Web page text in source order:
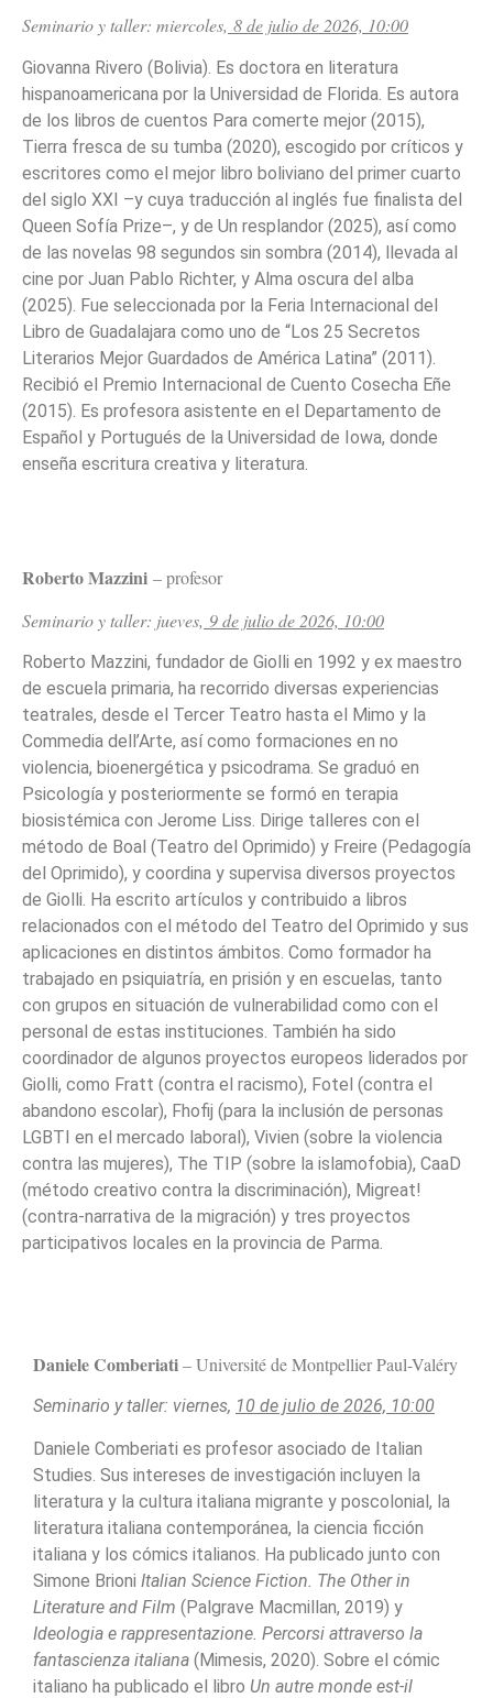
Seminario y taller: miercoles, 8 de julio de 2026, 10:00
Giovanna Rivero (Bolivia). Es doctora en literatura
hispanoamericana por la Universidad de Florida. Es autora
de los libros de cuentos Para comerte mejor (2015),
Tierra fresca de su tumba (2020), escogido por críticos y
escritores como el mejor libro boliviano del primer cuarto
del siglo XXI –y cuya traducción al inglés fue finalista del
Queen Sofía Prize–, y de Un resplandor (2025), así como
de las novelas 98 segundos sin sombra (2014), llevada al
cine por Juan Pablo Richter, y Alma oscura del alba
(2025). Fue seleccionada por la Feria Internacional del
Libro de Guadalajara como uno de “Los 25 Secretos
Literarios Mejor Guardados de América Latina” (2011).
Recibió el Premio Internacional de Cuento Cosecha Eñe
(2015). Es profesora asistente en el Departamento de
Español y Portugués de la Universidad de Iowa, donde
enseña escritura creativa y literatura.
Roberto Mazzini – profesor
Seminario y taller: jueves, 9 de julio de 2026, 10:00
Roberto Mazzini, fundador de Giolli en 1992 y ex maestro
de escuela primaria, ha recorrido diversas experiencias
teatrales, desde el Tercer Teatro hasta el Mimo y la
Commedia dell’Arte, así como formaciones en no
violencia, bioenergética y psicodrama. Se graduó en
Psicología y posteriormente se formó en terapia
biosistémica con Jerome Liss. Dirige talleres con el
método de Boal (Teatro del Oprimido) y Freire (Pedagogía
del Oprimido), y coordina y supervisa diversos proyectos
de Giolli. Ha escrito artículos y contribuido a libros
relacionados con el método del Teatro del Oprimido y sus
aplicaciones en distintos ámbitos. Como formador ha
trabajado en psiquiatría, en prisión y en escuelas, tanto
con grupos en situación de vulnerabilidad como con el
personal de estas instituciones. También ha sido
coordinador de algunos proyectos europeos liderados por
Giolli, como Fratt (contra el racismo), Fotel (contra el
abandono escolar), Fhofij (para la inclusión de personas
LGBTI en el mercado laboral), Vivien (sobre la violencia
contra las mujeres), The TIP (sobre la islamofobia), CaaD
(método creativo contra la discriminación), Migreat!
(contra-narrativa de la migración) y tres proyectos
participativos locales en la provincia de Parma.
Daniele Comberiati–Université de Montpellier Paul-Valéry
Seminario y taller: viernes, 10 de julio de 2026, 10:00
Daniele Comberiati es profesor asociado de Italian
Studies. Sus intereses de investigación incluyen la
literatura y la cultura italiana migrante y poscolonial, la
literatura italiana contemporánea, la ciencia ficción
italiana y los cómics italianos. Ha publicado junto con
Simone Brioni Italian Science Fiction. The Other in
Literature and Film (Palgrave Macmillan, 2019) y
Ideologia e rappresentazione. Percorsi attraverso la
fantascienza italiana (Mimesis, 2020). Sobre el cómic
italiano ha publicado el libro Un autre monde est-il